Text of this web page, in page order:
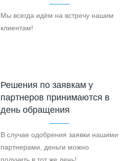
Мы всегда идём на встречу нашим
клиентам!
Решения по заявкам у
партнеров принимаются в
день обращения
В случае одобрения заявки нашими
партнерами, деньги можно